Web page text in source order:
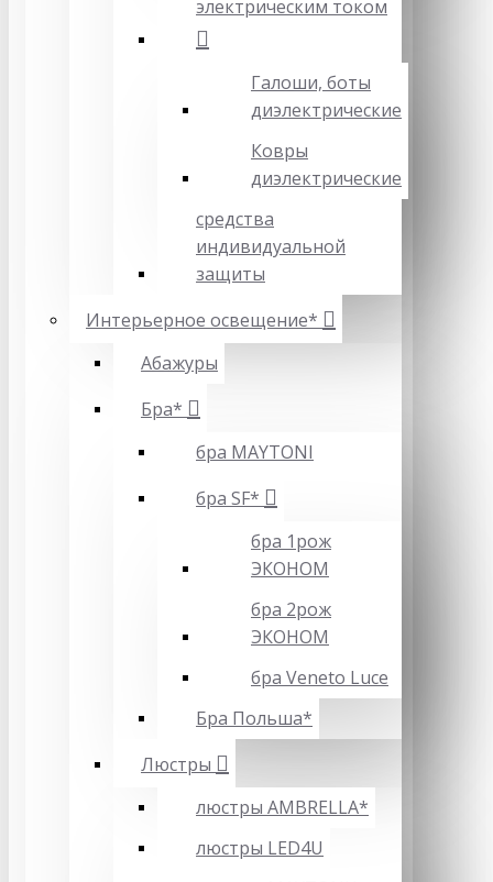
электрическим током
Галоши, боты
диэлектрические
Ковры
диэлектрические
средства
индивидуальной
защиты
Интерьерное освещение*
Абажуры
Бра*
бра MAYTONI
бра SF*
бра 1рож
ЭКОНОМ
бра 2рож
ЭКОНОМ
бра Veneto Luce
Бра Польша*
Люстры
люстры AMBRELLA*
люстры LED4U